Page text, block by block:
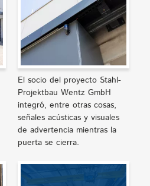
El socio del proyecto Stahl-
Projektbau Wentz GmbH
integró, entre otras cosas,
señales acústicas y visuales
de advertencia mientras la
puerta se cierra.